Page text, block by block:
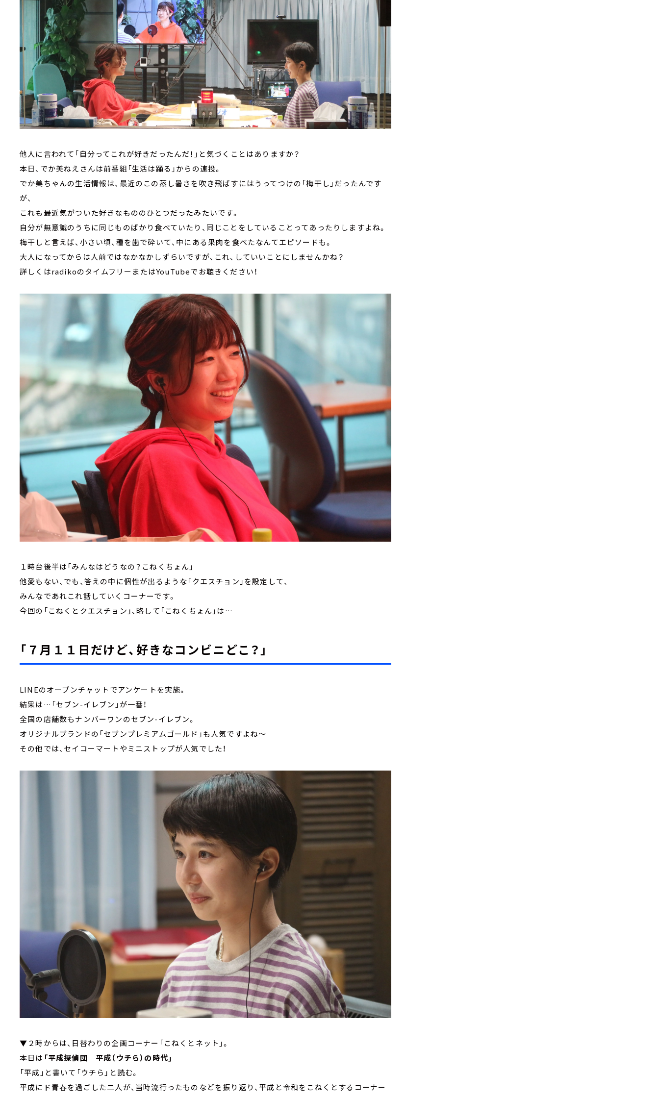
他人に言われて「自分ってこれが好きだったんだ！」と気づくことはありますか？
本日、でか美ねえさんは前番組「生活は踊る」からの連投。
でか美ちゃんの生活情報は、最近のこの蒸し暑さを吹き飛ばすにはうってつけの「梅干し」だったんです
が、
これも最近気がついた好きなもののひとつだったみたいです。
自分が無意識のうちに同じものばかり食べていたり、同じことをしていることってあったりしますよね。
梅干しと言えば、小さい頃、種を歯で砕いて、中にある果肉を食べたなんてエピソードも。
大人になってからは人前ではなかなかしずらいですが、これ、していいことにしませんかね？
詳しくはradikoのタイムフリーまたはYouTubeでお聴きください！
１時台後半は「みんなはどうなの？こねくちょん」
他愛もない、でも、答えの中に個性が出るような「クエスチョン」を設定して、
みんなであれこれ話していくコーナーです。
今回の「こねくとクエスチョン」、略して「こねくちょん」は…
「７月１１日だけど、好きなコンビニどこ？」
LINEのオープンチャットでアンケートを実施。
結果は…「セブン-イレブン」が一番！
全国の店舗数もナンバーワンのセブン-イレブン。
オリジナルブランドの「セブンプレミアムゴールド」も人気ですよね～
その他では、セイコーマートやミニストップが人気でした！
▼２時からは、日替わりの企画コーナー「こねくとネット」。
本日は 「平成探偵団 平成（ウチら）の時代」
「平成」と書いて「ウチら」と読む。
平成にド青春を過ごした二人が、当時流行ったものなどを振り返り、平成と令和をこねくとするコーナー